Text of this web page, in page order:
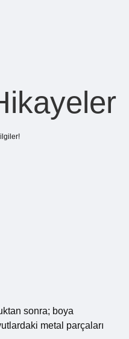
sonra; boya
metal parçaları